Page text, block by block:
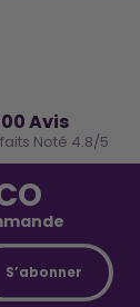
Avis
Noté 4.8/5